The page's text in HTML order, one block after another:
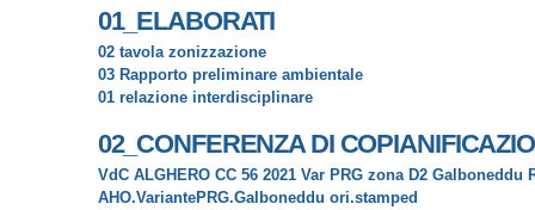
01_ELABORATI
02 tavola zonizzazione
03 Rapporto preliminare ambientale
01 relazione interdisciplinare
02_CONFERENZA DI
VdC ALGHERO CC 56 2021 Var PRG zona D2
AHO.VariantePRG.Galboneddu ori.stamped